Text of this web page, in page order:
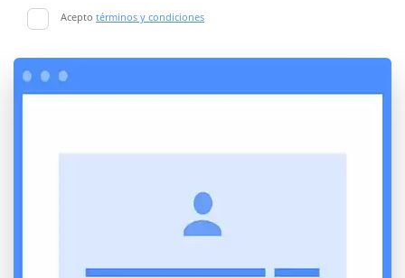
Acepto términos y condiciones